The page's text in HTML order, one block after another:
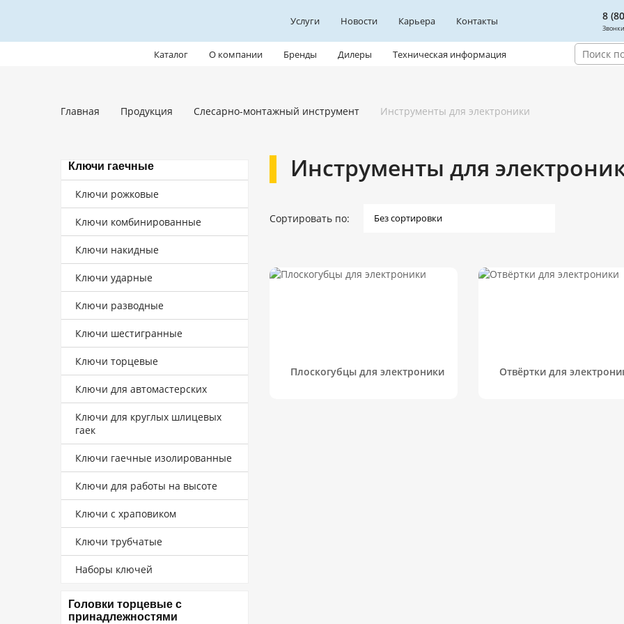
Услуги Новости Карьера Контакты 8
Каталог О компании Бренды Дилеры Техническая информация
Главная Продукция Слесарно-монтажный инструмент Инструменты для электроники
Ключи гаечные
Ключи рожковые
Ключи комбинированные
Ключи накидные
Ключи ударные
Ключи разводные
Ключи шестигранные
Ключи торцевые
Ключи для автомастерских
Ключи для круглых шлицевых
гаек
Ключи гаечные изолированные
Ключи для работы на высоте
Ключи с храповиком
Ключи трубчатые
Наборы ключей
Головки торцевые с
принадлежностями
Инструменты для
Сортировать по:
Плоскогубцы для электроники Отвёртки для